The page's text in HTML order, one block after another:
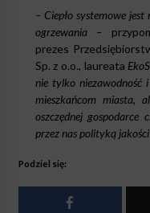
– Ciepło systemowe
ogrzewania –
prezes
Sp. z o.o., laureata
nie tylko niezawodność
mieszkańcom miasta,
oszczędnej gospodarce
przez nas polityką
Podziel się: